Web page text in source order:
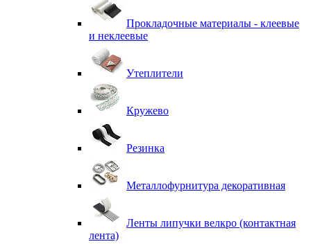
Прокладочные материалы - клеевые
и неклеевые
Утеплители
Кружево
Резинка
Металлофурнитура декоративная
Ленты липучки велкро (контактная
лента)